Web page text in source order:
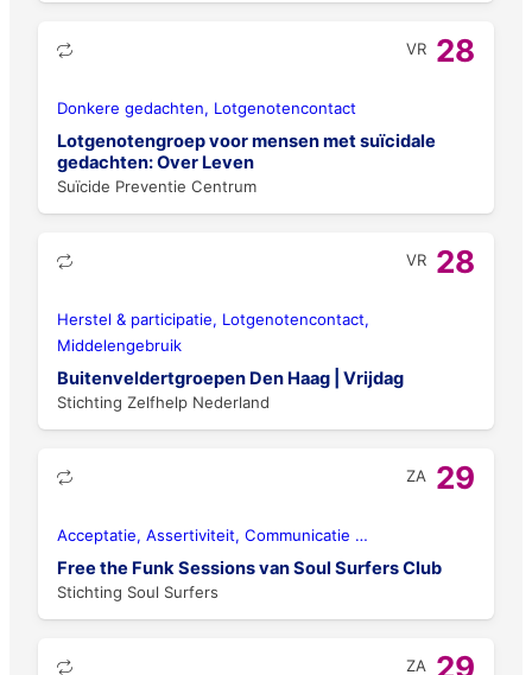
VR 28
Donkere gedachten, Lotgenotencontact
Lotgenotengroep voor mensen met suïcidale
gedachten: Over Leven
Suïcide Preventie Centrum
VR 28
Herstel & participatie, Lotgenotencontact,
Middelengebruik
Buitenveldertgroepen Den Haag | Vrijdag
Stichting Zelfhelp Nederland
ZA 29
Acceptatie, Assertiviteit, Communicatie …
Free the Funk Sessions van Soul Surfers Club
Stichting Soul Surfers
ZA 29